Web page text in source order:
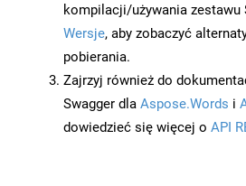
kompilacji/używania zestawu
Wersje, aby zobaczyć
pobierania.
Zajrzyj również do
Swagger dla Aspose.Words i
dowiedzieć się więcej o API